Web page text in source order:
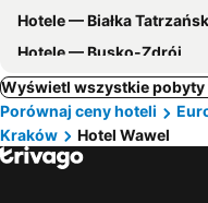
Hotele — Białka
Hotele — Busko-Zdrój
Wyświetl wszystkie pobyty
Porównaj ceny hoteli
Kraków
Hotel Wawel